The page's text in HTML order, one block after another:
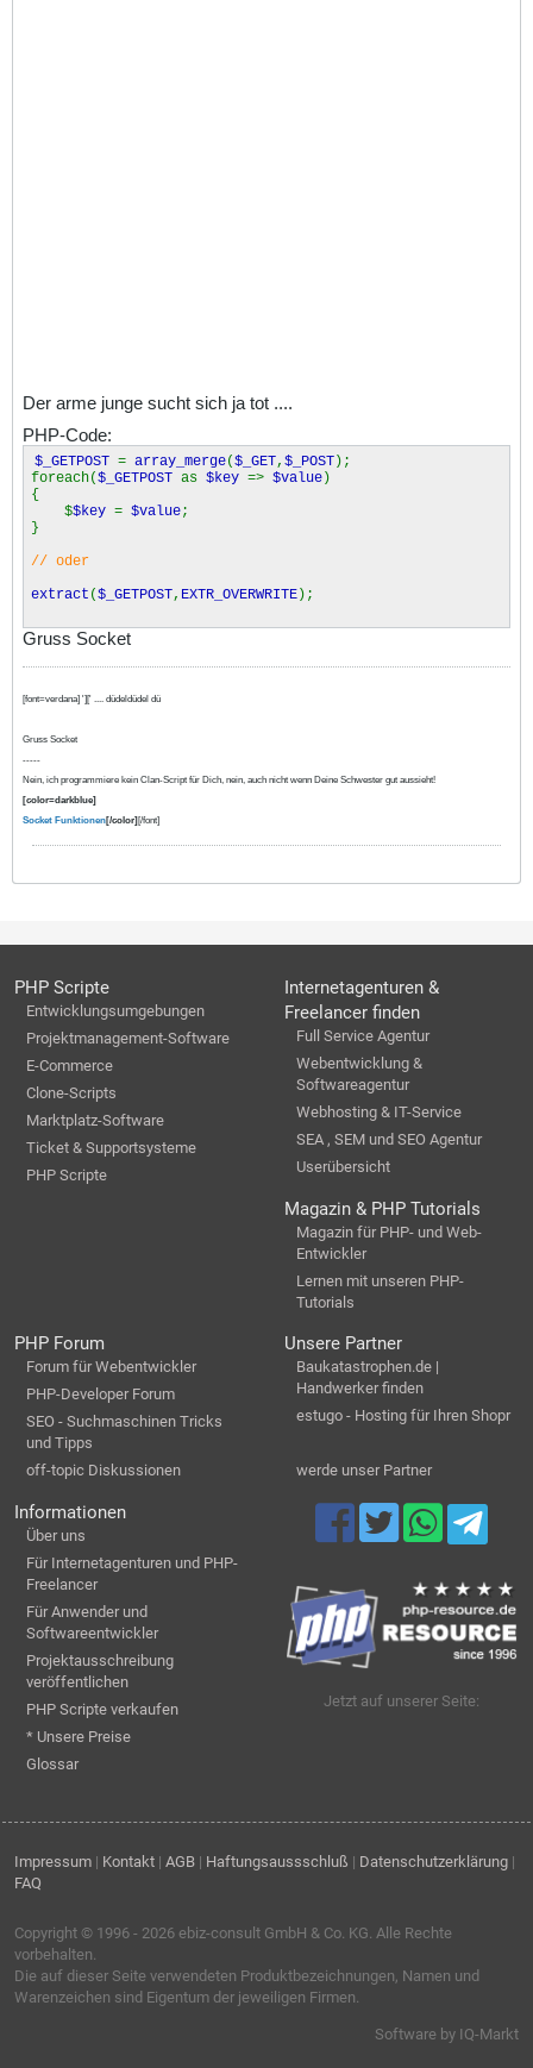
Der arme junge sucht sich ja tot ....
PHP-Code:
$_GETPOST = array_merge($_GET, $_POST);
foreach($_GETPOST as $key => $value)
{
$$key = $value;
}
// oder
extract ($_GETPOST, EXTR_OVERWRITE);
Gruss Socket
[font=verdana] '][' .... düdeldüdel dü
Gruss Socket
-----
Nein, ich programmiere kein Clan-Script für Dich, nein, auch nicht wenn Deine Schwester gut aussieht!
[color=darkblue]
Socket Funktionen[/color][/font]
PHP Scripte
Entwicklungsumgebungen
Projektmanagement-Software
E-Commerce
Clone-Scripts
Marktplatz-Software
Ticket & Supportsysteme
PHP Scripte
Internetagenturen &
Freelancer finden
Full Service Agentur
Webentwicklung &
Softwareagentur
Webhosting & IT-Service
SEA , SEM und SEO Agentur
Userübersicht
Magazin & PHP Tutorials
Magazin für PHP- und Web-
Entwickler
Lernen mit unseren PHP-
Tutorials
PHP Forum
Forum für Webentwickler
PHP-Developer Forum
SEO - Suchmaschinen Tricks
und Tipps
off-topic Diskussionen
Unsere Partner
Baukatastrophen.de |
Handwerker finden
estugo - Hosting für Ihren Shopr
werde unser Partner
Informationen
Über uns
Für Internetagenturen und PHP-
Freelancer
Für Anwender und
Softwareentwickler
Projektausschreibung
veröffentlichen
PHP Scripte verkaufen
* Unsere Preise
Glossar
Jetzt auf unserer Seite:
Impressum | Kontakt | AGB | Haftungsaussschluß | Datenschutzerklärung |
FAQ
Copyright © 1996 - 2026 ebiz-consult GmbH & Co. KG. Alle Rechte
vorbehalten.
Die auf dieser Seite verwendeten Produktbezeichnungen, Namen und
Warenzeichen sind Eigentum der jeweiligen Firmen.
Software by IQ-Markt